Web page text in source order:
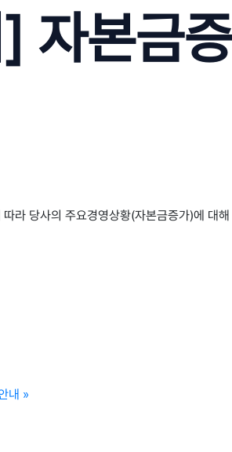
자본금
따라 당사의 주요경영상황(자본금증가)에 대
내 »